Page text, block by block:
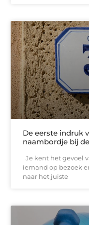
De eerste indruk
naambordje bij
Je kent het gevoel
iemand op bezoek
naar het juiste